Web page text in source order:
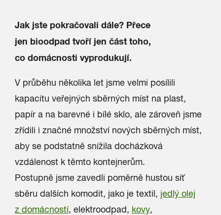
Jak jste pokračovali dále? Přece
jen bioodpad tvoří jen část toho,
co domácnosti vyprodukují.
V průběhu několika let jsme velmi posílili
kapacitu veřejných sběrných míst na plast,
papír a na barevné i bílé sklo, ale zároveň jsme
zřídili i značné množství nových sběrných míst,
aby se podstatně snížila docházková
vzdálenost k těmto kontejnerům.
Postupně jsme zavedli poměrně hustou síť
sběru dalších komodit, jako je textil, jedlý olej
z domácností, elektroodpad, kovy,